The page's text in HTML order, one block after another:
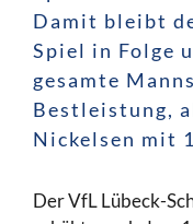
Damit bleibt
Spiel in Folge
gesamte
Bestleistung,
Nickelsen mit
Der VfL Lübeck-